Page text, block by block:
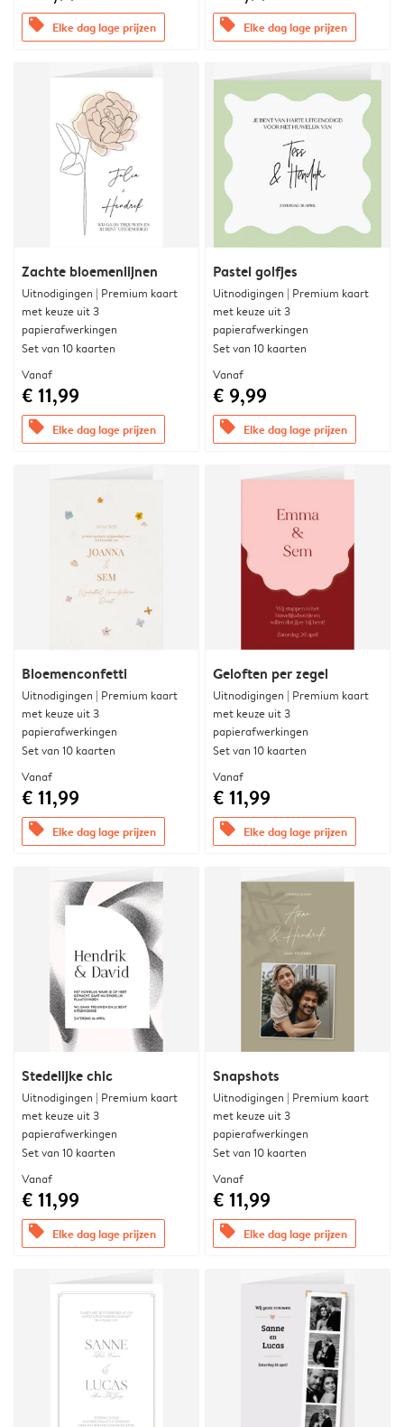
offers Elke dag lage prijzen offers Elke dag lage prijzen
Zachte bloemenlijnen
Uitnodigingen | Premium kaart
met keuze uit 3
papierafwerkingen
Set van 10 kaarten
Vanaf
€ 11,99
offers Elke dag lage prijzen
Pastel golfjes
Uitnodigingen | Premium kaart
met keuze uit 3
papierafwerkingen
Set van 10 kaarten
Vanaf
€ 9,99
offers Elke dag lage prijzen
Bloemenconfetti
Uitnodigingen | Premium kaart
met keuze uit 3
papierafwerkingen
Set van 10 kaarten
Vanaf
€ 11,99
offers Elke dag lage prijzen
Geloften per zegel
Uitnodigingen | Premium kaart
met keuze uit 3
papierafwerkingen
Set van 10 kaarten
Vanaf
€ 11,99
offers Elke dag lage prijzen
Stedelijke chic
Uitnodigingen | Premium kaart
met keuze uit 3
papierafwerkingen
Set van 10 kaarten
Vanaf
€ 11,99
offers Elke dag lage prijzen
Snapshots
Uitnodigingen | Premium kaart
met keuze uit 3
papierafwerkingen
Set van 10 kaarten
Vanaf
€ 11,99
offers Elke dag lage prijzen